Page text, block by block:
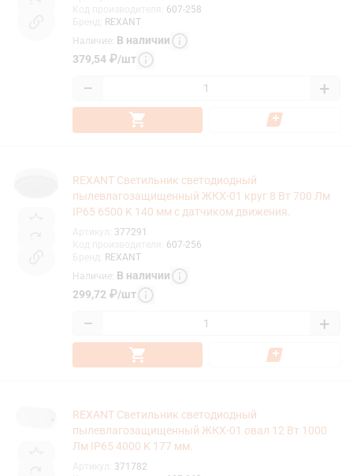
607-258
REXANT
Наличие: В наличии
379,54 ₽/шт
− +
REXANT Светильник светодиодный
пылевлагозащищенный ЖКХ-01 круг 8 Вт 700 Лм
IP65 6500 K 140 мм с датчиком движения.
377291
607-256
REXANT
Наличие: В наличии
299,72 ₽/шт
− +
REXANT Светильник светодиодный
пылевлагозащищенный ЖКХ-01 овал 12 Вт 1000
Лм IP65 4000 K 177 мм.
371782